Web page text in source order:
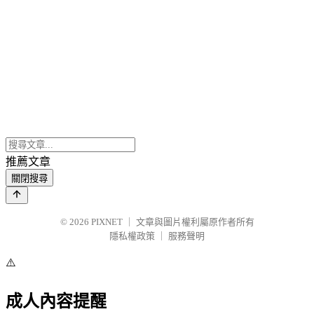
推薦文章
關閉搜尋
© 2026 PIXNET
文章與圖片權利屬原作者所有
隱私權政策
服務聲明
⚠️
成人內容提醒